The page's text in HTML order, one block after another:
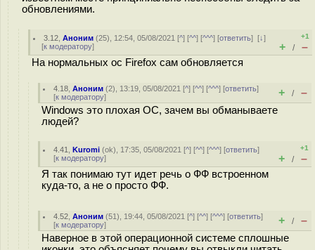
обновлениями.
3.12 ,Аноним (25), 12:54, 05/08/2021 [^] [^^] [^^^] [ответить][↓]
[к модератору]
+1
+ / –
На нормальных ос Firefox сам обновляется
4.18 ,Аноним (2), 13:19, 05/08/2021 [^] [^^] [^^^] [ответить]
[к модератору] + / –
Windows это плохая ОС, зачем вы обманываете
людей?
4.41 ,Kuromi (ok), 17:35, 05/08/2021 [^] [^^] [^^^] [ответить]
[к модератору]
+1
+ / –
Я так понимаю тут идет речь о ФФ встроенном
куда-то, а не о просто ФФ.
4.52 ,Аноним (51), 19:44, 05/08/2021 [^] [^^] [^^^] [ответить]
[к модератору] + / –
Наверное в этой операционной системе сплошные